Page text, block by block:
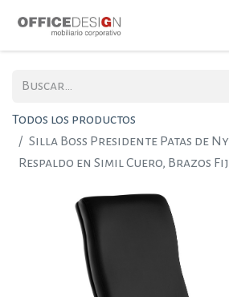
Todos los productos
Silla Boss Presidente Patas de
Respaldo en Simil Cuero, Brazos